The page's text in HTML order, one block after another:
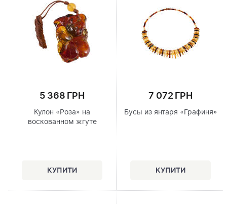
5 368 ГРН
Кулон «Роза» на
воскованном жгуте
7 072 ГРН
Бусы из янтаря «Графиня»